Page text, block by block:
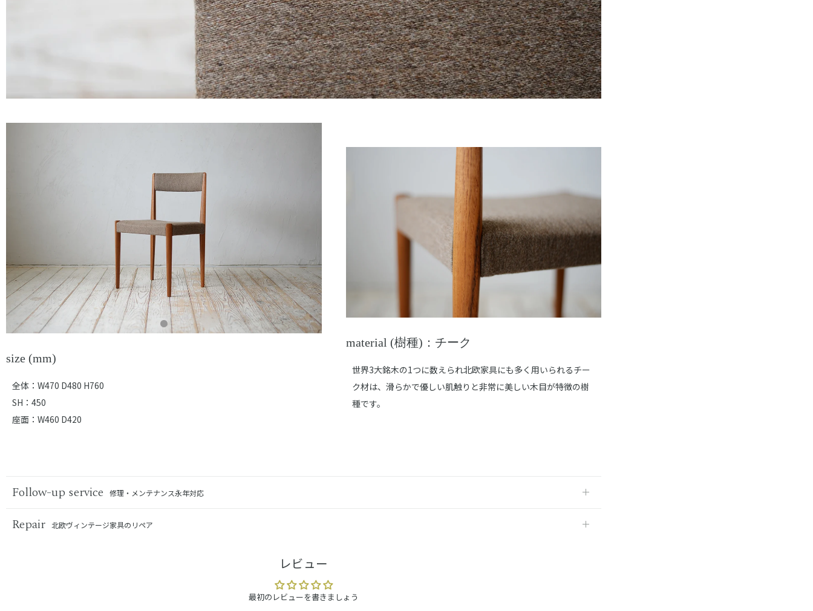
size (mm)
全体：W470 D480 H760
SH：450
座面：W460 D420
material (樹種)：チーク
世界3大銘木の1つに数えられ北欧家具にも多く用いられるチー
ク材は、滑らかで優しい肌触りと非常に美しい木目が特徴の樹
種です。
Follow-up service 修理・メンテナンス永年対応
Repair 北欧ヴィンテージ家具のリペア
レビュー
最初のレビューを書きましょう